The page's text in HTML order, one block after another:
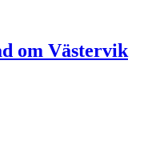
om Västervik